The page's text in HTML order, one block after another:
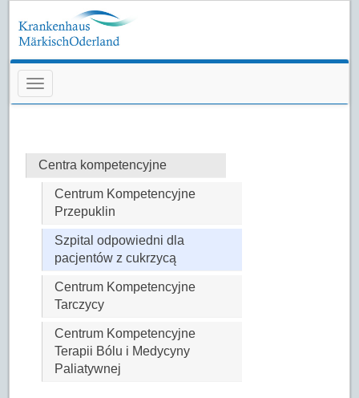
Centra kompetencyjne
Centrum Kompetencyjne
Przepuklin
Szpital odpowiedni dla
pacjentów z cukrzycą
Centrum Kompetencyjne
Tarczycy
Centrum Kompetencyjne
Terapii Bólu i Medycyny
Paliatywnej